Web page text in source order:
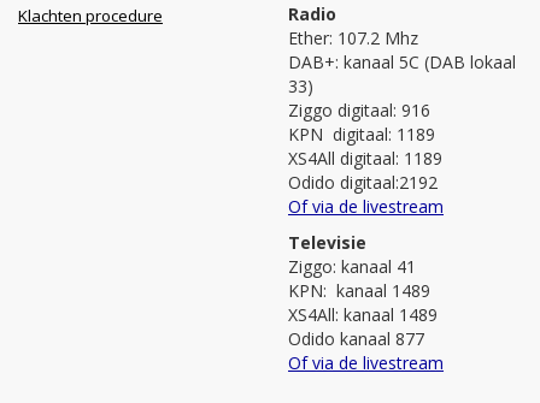
Klachten procedure
Radio
Ether: 107.2 Mhz
DAB+: kanaal 5C (DAB lokaal
33)
Ziggo digitaal: 916
KPN digitaal: 1189
XS4All digitaal: 1189
Odido digitaal:2192
Of via de livestream
Televisie
Ziggo: kanaal 41
KPN: kanaal 1489
XS4All: kanaal 1489
Odido kanaal 877
Of via de livestream